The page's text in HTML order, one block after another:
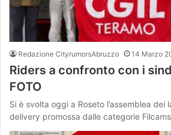
Redazione CityrumorsAbruzzo 14 Marzo
Riders a confronto con i
FOTO
Si è svolta oggi a Roseto l’assemblea dei
delivery promossa dalle categorie